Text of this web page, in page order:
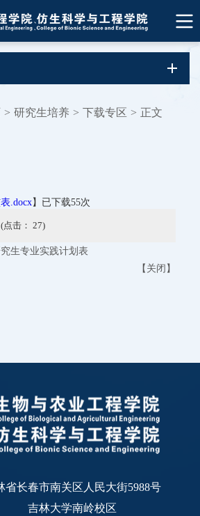
> 研究生培养 > 下载专区 > 正文
.docx】已下载55次
击： 27)
生专业实践计划表
【 关闭 】
省长春市南关区人民大街5988号
大学南岭校区